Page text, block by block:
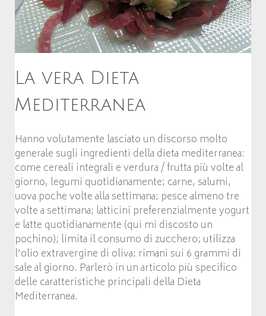
La vera Dieta
Mediterranea
Hanno volutamente lasciato un discorso molto
generale sugli ingredienti della dieta mediterranea:
come cereali integrali e verdura / frutta più volte al
giorno, legumi quotidianamente; carne, salumi,
uova poche volte alla settimana; pesce almeno tre
volte a settimana; latticini preferenzialmente yogurt
e latte quotidianamente (qui mi discosto un
pochino); limita il consumo di zucchero; utilizza
l’olio extravergine di oliva; rimani sui 6 grammi di
sale al giorno. Parlerò in un articolo più specifico
delle caratteristiche principali della Dieta
Mediterranea.